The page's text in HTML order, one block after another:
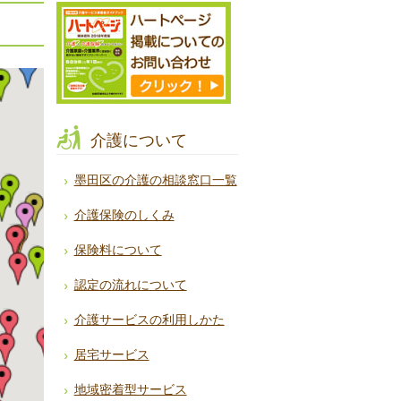
介護について
墨田区の介護の相談窓口一覧
介護保険のしくみ
保険料について
認定の流れについて
介護サービスの利用しかた
居宅サービス
地域密着型サービス